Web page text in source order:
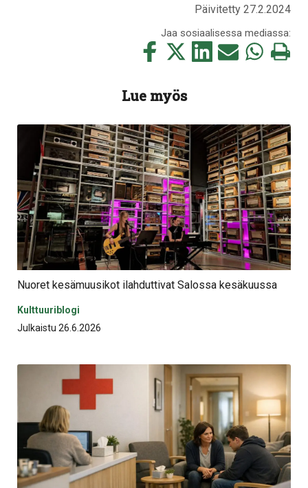
Päivitetty 27.2.2024
Jaa sosiaalisessa mediassa:
Jaa
tämä
Jaa
Jaa
tämä
Jaa
Jaa
Tulosta
Lue myös
Nuoret kesämuusikot ilahduttivat Salossa kesäkuussa
Kulttuuriblogi
Julkaistu 26.6.2026